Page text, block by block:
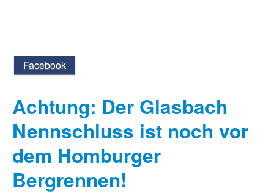
Facebook
Achtung: Der Glasbach
Nennschluss ist noch vor
dem Homburger
Bergrennen!